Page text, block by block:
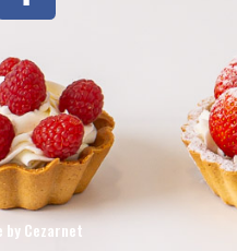
by Cezarnet